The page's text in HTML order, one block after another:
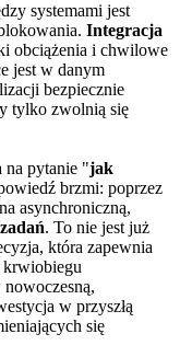
systemami jest
Integracja
obciążenia i chwilowe
jest w danym
bezpiecznie
tylko zwolnią się
na pytanie "jak
brzmi: poprzez
asynchroniczną,
. To nie jest już
która zapewnia
krwiobiegu
w przyszłą
się